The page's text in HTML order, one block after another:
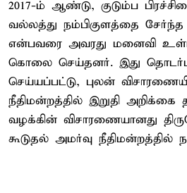
2017-ம் ஆண்டு, குடும்ப
வல்லத்து நம்பிகுளத்தை சேர்ந்த
என்பவரை அவரது மனைவி
கொலை செய்தனர். இது
செய்யப்பட்டு, புலன்
நீதிமன்றத்தில் இறுதி அறிக்கை
வழக்கின் விசாரணையானது
கூடுதல் அமர்வு நீதிமன்றத்தில்